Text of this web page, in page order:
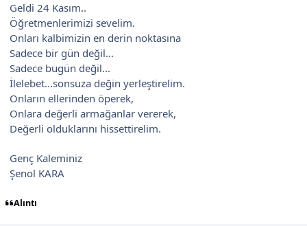
Geldi 24 Kasım..
Öğretmenlerimizi sevelim.
Onları kalbimizin en derin noktasına
Sadece bir gün değil...
Sadece bugün değil...
İlelebet...sonsuza değin yerleştirelim.
Onların ellerinden öperek,
Onlara değerli armağanlar vererek,
Değerli olduklarını hissettirelim.
Genç Kaleminiz
Şenol KARA
Alıntı